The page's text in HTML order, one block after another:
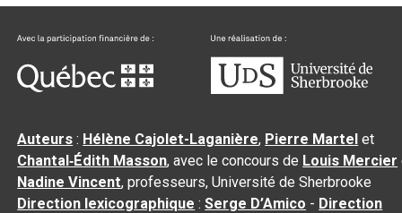
Auteurs : Hélène Cajolet-Laganière, Pierre Martel et
Chantal‑Édith Masson, avec le concours de Louis Mercier
Nadine Vincent, professeurs, Université de Sherbrooke
Direction lexicographique :Serge D’Amico - Direction